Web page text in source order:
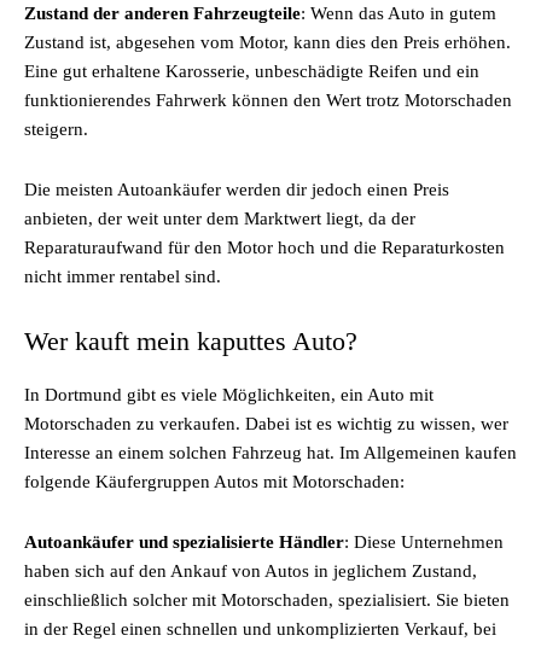
Zustand der anderen Fahrzeugteile: Wenn das Auto in gutem
Zustand ist, abgesehen vom Motor, kann dies den Preis erhöhen.
Eine gut erhaltene Karosserie, unbeschädigte Reifen und ein
funktionierendes Fahrwerk können den Wert trotz Motorschaden
steigern.
Die meisten Autoankäufer werden dir jedoch einen Preis
anbieten, der weit unter dem Marktwert liegt, da der
Reparaturaufwand für den Motor hoch und die Reparaturkosten
nicht immer rentabel sind.
Wer kauft mein kaputtes Auto?
In Dortmund gibt es viele Möglichkeiten, ein Auto mit
Motorschaden zu verkaufen. Dabei ist es wichtig zu wissen, wer
Interesse an einem solchen Fahrzeug hat. Im Allgemeinen kaufen
folgende Käufergruppen Autos mit Motorschaden:
Autoankäufer und spezialisierte Händler: Diese Unternehmen
haben sich auf den Ankauf von Autos in jeglichem Zustand,
einschließlich solcher mit Motorschaden, spezialisiert. Sie bieten
in der Regel einen schnellen und unkomplizierten Verkauf, bei